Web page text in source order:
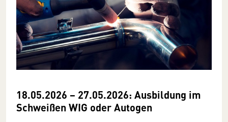
18.05.2026 − 27.05.2026: Ausbildung im
Schweißen WIG oder Autogen